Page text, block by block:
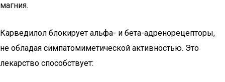
магния.
Карведилол блокирует альфа- и бета-адренорецепторы,
не обладая симпатомиметической активностью. Это
лекарство способствует: